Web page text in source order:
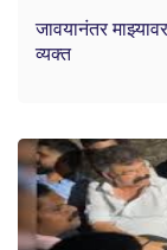
जावयानंतर
व्यक्त